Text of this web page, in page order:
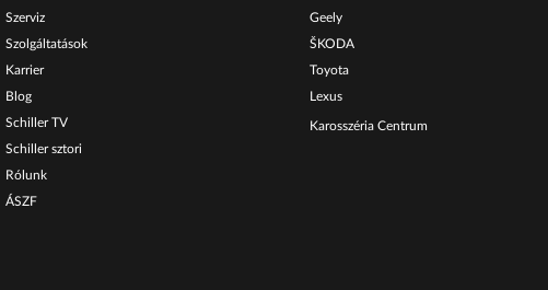
Szerviz
Szolgáltatások
Karrier
Blog
Schiller TV
Schiller sztori
Rólunk
ÁSZF
Geely
ŠKODA
Toyota
Lexus
Karosszéria Centrum